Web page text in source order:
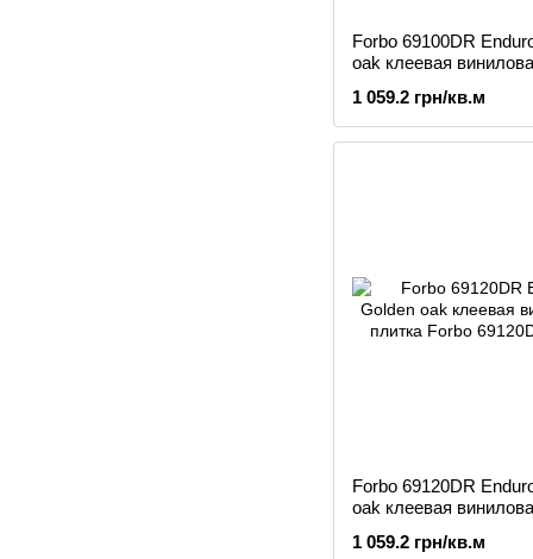
Forbo 69100DR
oak клеевая
1 059.2 грн/кв.м
Forbo 69120DR
oak клеевая
1 059.2 грн/кв.м